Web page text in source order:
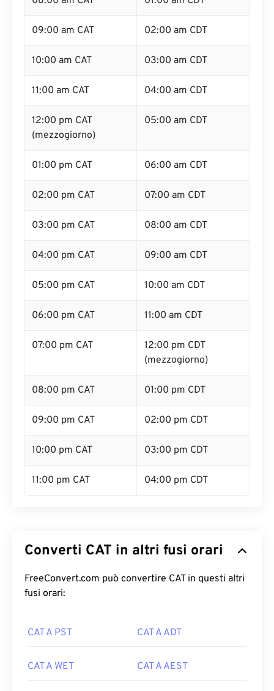
09:00 am CAT 02:00 am CDT
10:00 am CAT 03:00 am CDT
11:00 am CAT 04:00 am CDT
12:00 pm CAT
(mezzogiorno)
05:00 am CDT
01:00 pm CAT 06:00 am CDT
02:00 pm CAT 07:00 am CDT
03:00 pm CAT 08:00 am CDT
04:00 pm CAT 09:00 am CDT
05:00 pm CAT 10:00 am CDT
06:00 pm CAT 11:00 am CDT
07:00 pm CAT
12:00 pm CDT
(mezzogiorno)
08:00 pm CAT 01:00 pm CDT
09:00 pm CAT 02:00 pm CDT
10:00 pm CAT 03:00 pm CDT
11:00 pm CAT 04:00 pm CDT
Converti CAT in altri fusi orari
FreeConvert.com può convertire CAT in questi altri
fusi orari:
CAT A PST CAT A ADT
CAT A WET CAT A AEST